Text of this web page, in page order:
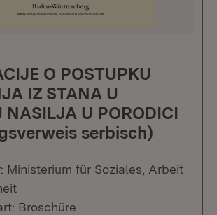
O POSTUPKU
IZ STANA U
NASILJA U PORODICI
serbisch)
Ministerium für Soziales, Arbeit
Broschüre